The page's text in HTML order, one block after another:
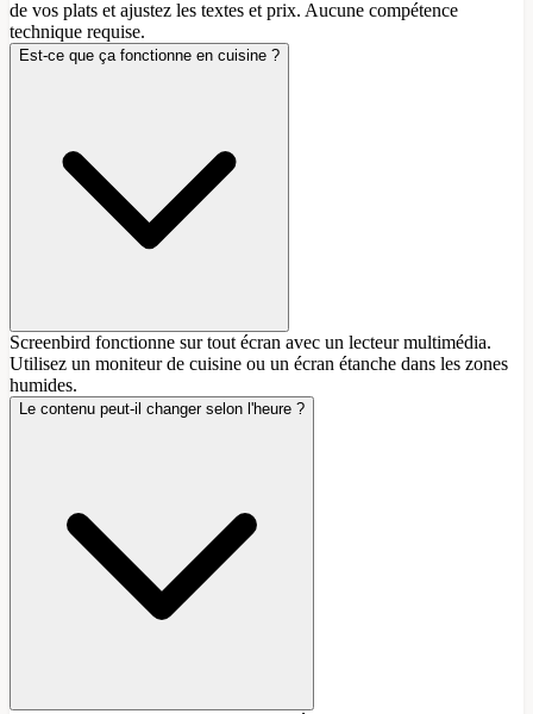
de vos plats et ajustez les textes et prix. Aucune compétence
technique requise.
Est-ce que ça fonctionne en cuisine ?
Screenbird fonctionne sur tout écran avec un lecteur multimédia.
Utilisez un moniteur de cuisine ou un écran étanche dans les zones
humides.
Le contenu peut-il changer selon l'heure ?